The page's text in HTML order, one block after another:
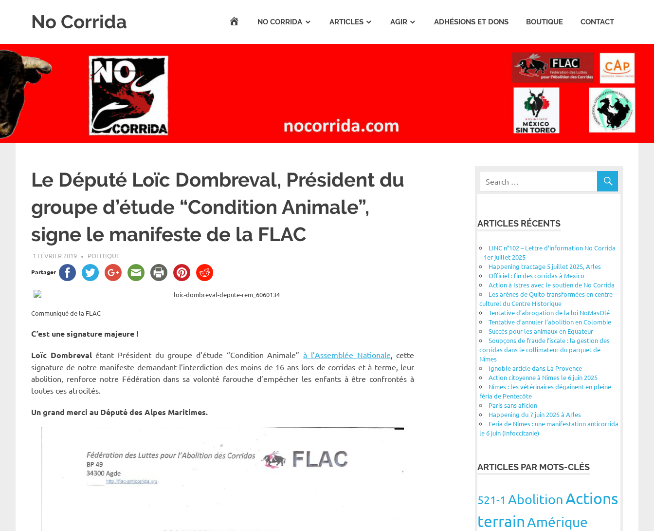
No Corrida
la
corrida
ACCUEILNO CORRIDA ARTICLES AGIR ADHÉSIONS ET DONS BOUTIQUE CONTACT
Le Député Loïc Dombreval, Président du
groupe d’étude “Condition Animale”,
signe le manifeste de la FLAC
1 FÉVRIER 2019 ROGER LAHANA
POLITIQUE
Partager
Communiqué de la FLAC –
C’est une signature majeure !
Loïc Dombrevalétant Président du groupe d’étude “Condition Animale”à l’Assemblée Nationale, cette
signature de notre manifeste demandant l’interdiction des moins de 16 ans lors de corridas et à terme, leur
abolition, renforce notre Fédération dans sa volonté farouche d’empêcher les enfants à être confrontés à
toutes ces atrocités.
Un grand merci au Député des Alpes Maritimes.
ARTICLES RÉCENTS
LINC n°102 – Lettre d’information No Corrida
– 1er juillet 2025
Happening tractage 5 juillet 2025, Arles
Officiel : fin des corridas à Mexico
Action à Istres avec le soutien de No Corrida
Les arènes de Quito transformées en centre
culturel du Centre Historique
Tentative d’abrogation de la loi NoMasOlé
Tentative d’annuler l’abolition en Colombie
Succès pour les animaux en Equateur
Soupçons de fraude fiscale : la gestion des
corridas dans le collimateur du parquet de
Nîmes
Ignoble article dans La Provence
Action citoyenne à Nîmes le 6 juin 2025
Nîmes : les vétérinaires dégainent en pleine
féria de Pentecôte
Paris sans aficion
Happening du 7 juin 2025 à Arles
Feria de Nîmes : une manifestation anticorrida
le 6 juin (Infoccitanie)
ARTICLES PAR MOTS-CLÉS
521-1 AbolitionActions
terrainAmérique